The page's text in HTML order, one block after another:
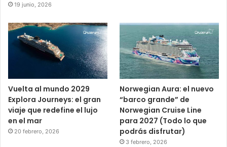
19 junio, 2026
Vuelta al mundo 2029
Explora Journeys: el gran
viaje que redefine el lujo
en el mar
20 febrero, 2026
Norwegian Aura: el nuevo
“barco grande” de
Norwegian Cruise Line
para 2027 (Todo lo que
podrás disfrutar)
3 febrero, 2026